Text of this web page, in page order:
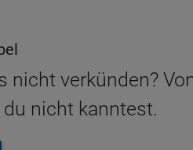
nicht verkünden?
nicht kanntest.